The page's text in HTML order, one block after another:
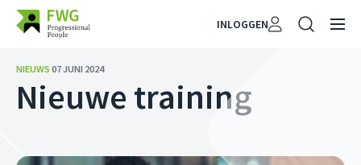
INLOGGEN
NIEUWS 07 JUNI 2024
Nieuwe training